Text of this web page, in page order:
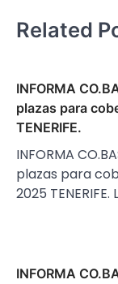
Related
INFORMA
plazas para
TENERIFE.
INFORMA
plazas para
2025
INFORMA